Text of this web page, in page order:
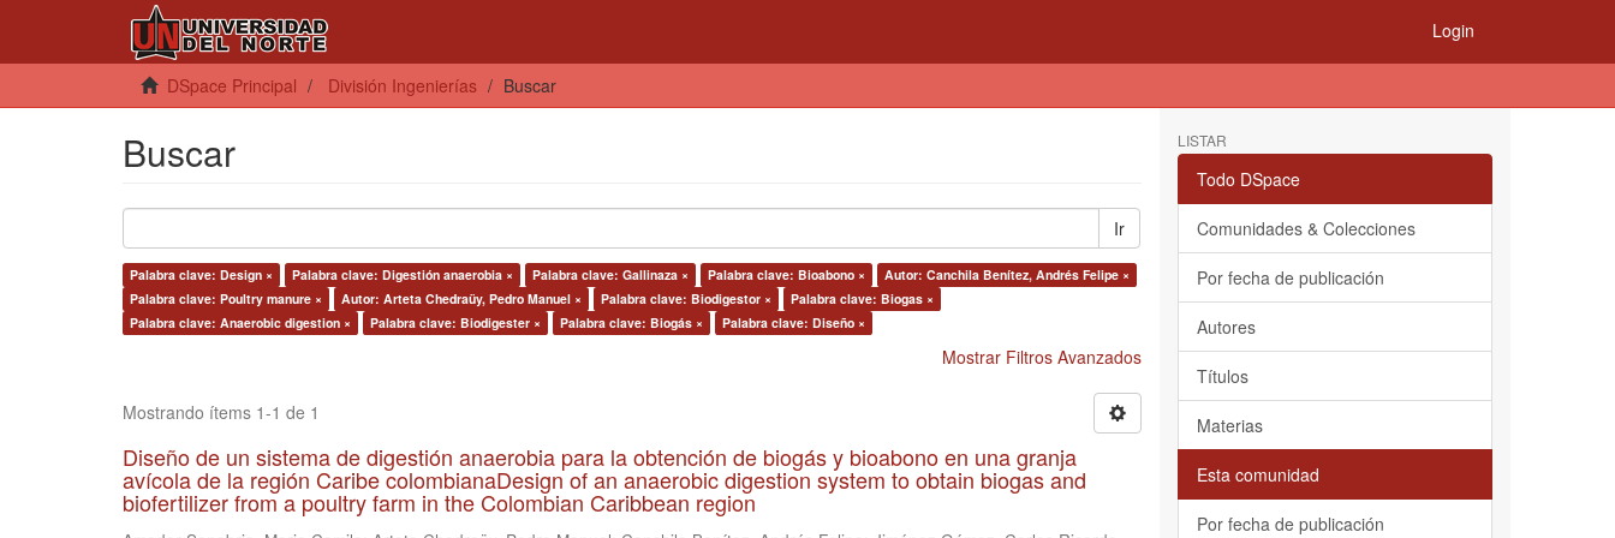
Login
DSpace Principal División Ingenierías Buscar
Buscar
Ir
Palabra clave: Design × Palabra clave: Digestión anaerobia × Palabra clave: Gallinaza × Palabra clave: Bioabono ×
Autor: Canchila Benítez, Andrés Felipe ×
Palabra clave: Poultry manure ×
Autor: Arteta Chedraüy, Pedro Manuel × Palabra clave: Biodigestor ×
Palabra clave: Biogas ×
Palabra clave: Anaerobic digestion ×
Palabra clave: Biodigester × Palabra clave: Biogás × Palabra clave: Diseño ×
Mostrar Filtros Avanzados
Mostrando ítems 1-1 de 1
Diseño de un sistema de digestión anaerobia para la obtención de biogás y bioabono en una granja
avícola de la región Caribe colombianaDesign of an anaerobic digestion system to obtain biogas and
biofertilizer from a poultry farm in the Colombian Caribbean region
LISTAR
Todo DSpace
Comunidades & Colecciones
Por fecha de publicación
Autores
Títulos
Materias
Esta comunidad
Por fecha de publicación